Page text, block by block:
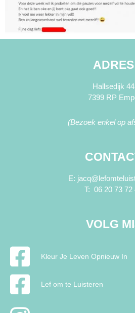
ADRES
Hallsedijk 44
7399 RP
(Bezoek enkel op
E:
T: 06 20 73 72
VOLG
Kleur Je Leven Opnieuw In
Lef om te Luisteren